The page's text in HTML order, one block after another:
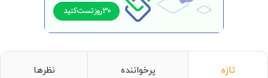
تازه پرخواننده نظرها